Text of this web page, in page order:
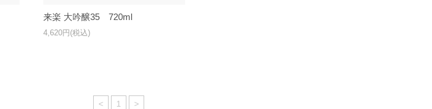
来楽 大吟醸35 720ml
4,620円(税込)
< 1 >